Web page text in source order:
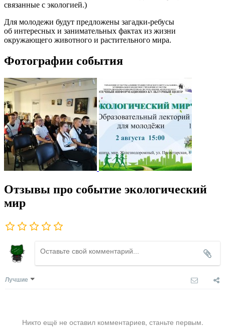
связанные с экологией.)
Для молодежи будут предложены загадки-ребусы
об интересных и занимательных фактах из жизни
окружающего животного и растительного мира.
Фотографии события
Отзывы про событие экологический
мир
Лучшие
Никто ещё не оставил комментариев, станьте первым.